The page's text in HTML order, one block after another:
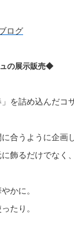
の展示販売◆
を詰め込んだコ
合うように企画
飾るだけでなく
かに。
たり。